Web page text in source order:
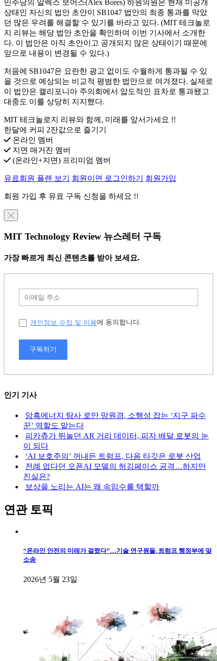
민주당의 알렉스 보어스(Alex Bores) 하원의원은 현재 미공개
상태인 자신의 법안 초안이 SB1047 법안의 최종 통과를 막았
던 많은 우려를 해결할 수 있기를 바라고 있다. (MIT 테크놀로
지 리뷰는 해당 법안 초안을 확인하여 이번 기사에서 소개한
다. 이 법안은 아직 초안이고 공개되지 않은 상태이기 때문에
앞으로 내용이 변경될 수 있다.)
처음에 SB1047은 요란한 광고 없이도 수월하게 통과될 수 있
을 것으로 예상되는 비교적 평범한 법안으로 여겨졌다. 실제로
이 법안은 캘리포니아 주의회에서 압도적인 표차로 통과됐고
대중도 이를 상당히 지지했다.
MIT 테크놀로지 리뷰와 함께, 미래를 앞서가세요 !!
한달에 커피 2잔값으로 즐기기
온라인 멤버
지면 매거진 멤버
(온라인+지면) 프리미엄 멤버
유료회원 플랜 보기 회원이면 로그인하기 회원가입
회원 가입 후 유료 구독 신청을 하세요 !!
╳
MIT Technology Review 뉴스레터 구독
가장 빠르게 최신 콘텐츠를 받아 보세요.
개인정보 수집 및 이용에 동의합니다.
구독하기
인기 기사
암흑에너지 탐사 로만 망원경, 소행성 잡는 ‘지구 파수
꾼’ 역할도 맡는다
피카츄가 뛰놀던 AR 거리 데이터, 피자 배달 로봇의 눈
이 되다
‘AI 보호주의’ 꺼내든 트럼프, 다음 타깃은 로봇 산업
전례 없다던 오픈AI 모델의 허깅페이스 공격…하지만
진실은?
보상을 노리는 AI는 왜 속임수를 택할까
연관 토픽
“온라인 안전의 미래가 걸렸다”…기술 연구원들, 트럼프 행정부에 맞
소송
2026년 5월 23일